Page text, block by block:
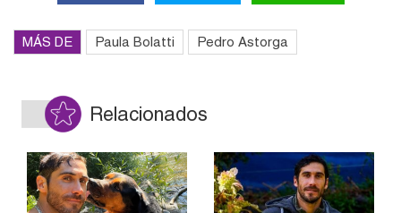
MÁS DE Paula Bolatti Pedro Astorga
Relacionados